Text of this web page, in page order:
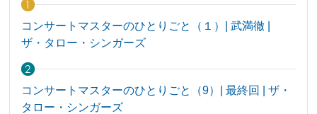
コンサートマスターのひとりごと（１）| 武満徹 |
ザ・タロー・シンガーズ
コンサートマスターのひとりごと（9）| 最終回 | ザ・
タロー・シンガーズ